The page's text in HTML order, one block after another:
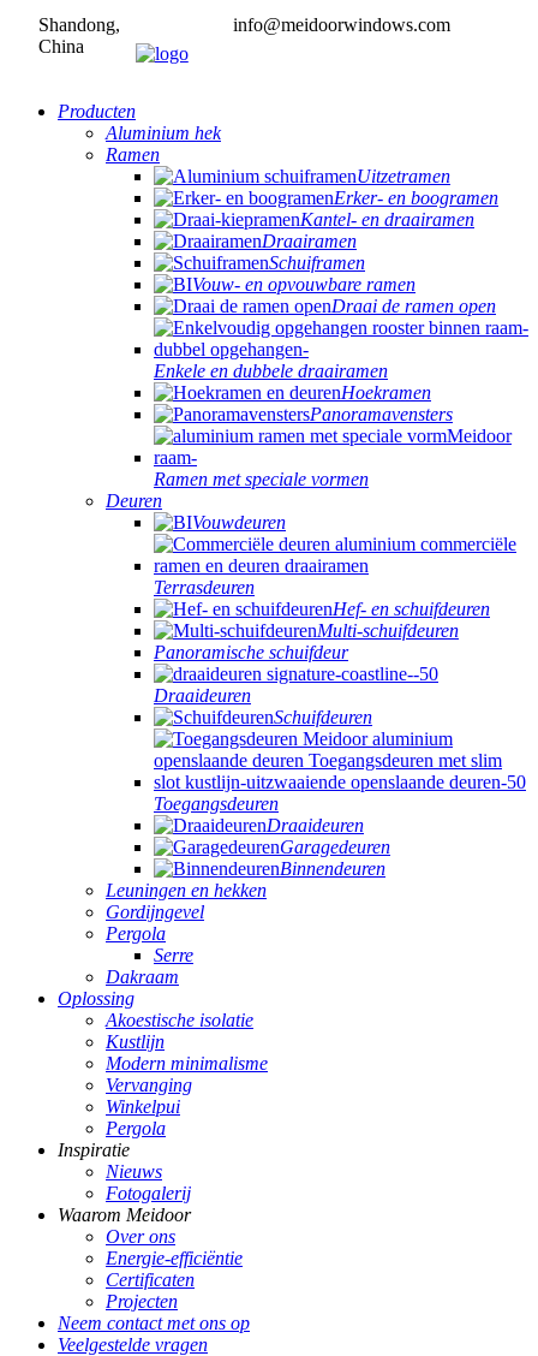
Shandong,
China
info@meidoorwindows.com
Producten
Aluminium hek
Ramen
Uitzetramen
Erker- en boogramen
Kantel- en draairamen
Draairamen
Schuiframen
Vouw- en opvouwbare ramen
Draai de ramen open
Enkele en dubbele draairamen
Hoekramen
Panoramavensters
Ramen met speciale vormen
Deuren
Vouwdeuren
Terrasdeuren
Hef- en schuifdeuren
Multi-schuifdeuren
Panoramische schuifdeur
Draaideuren
Schuifdeuren
Toegangsdeuren
Draaideuren
Garagedeuren
Binnendeuren
Leuningen en hekken
Gordijngevel
Pergola
Serre
Dakraam
Oplossing
Akoestische isolatie
Kustlijn
Modern minimalisme
Vervanging
Winkelpui
Pergola
Inspiratie
Nieuws
Fotogalerij
Waarom Meidoor
Over ons
Energie-efficiëntie
Certificaten
Projecten
Neem contact met ons op
Veelgestelde vragen